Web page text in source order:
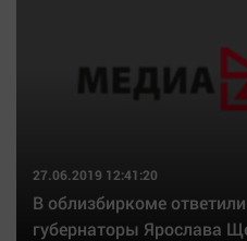
27.06.2019 12:41:20
В облизбиркоме
губернаторы Ярослава